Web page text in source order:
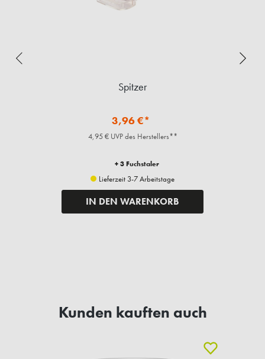
Spitzer
3,96 €*
4,95 € UVP des Herstellers**
+ 3 Fuchstaler
Lieferzeit 3-7 Arbeitstage
IN DEN WARENKORB
Kunden kauften auch